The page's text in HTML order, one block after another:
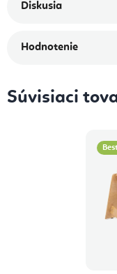
Diskusia
Hodnotenie
Súvisiaci